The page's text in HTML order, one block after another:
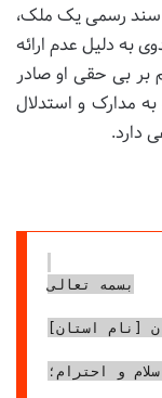
سند رسمی یک ملک،
به دلیل عدم ارائه
بر بی حقی او صادر
مدارک و استدلال
دارد.
بسمه تعالی
[نام استان]
و احترام؛